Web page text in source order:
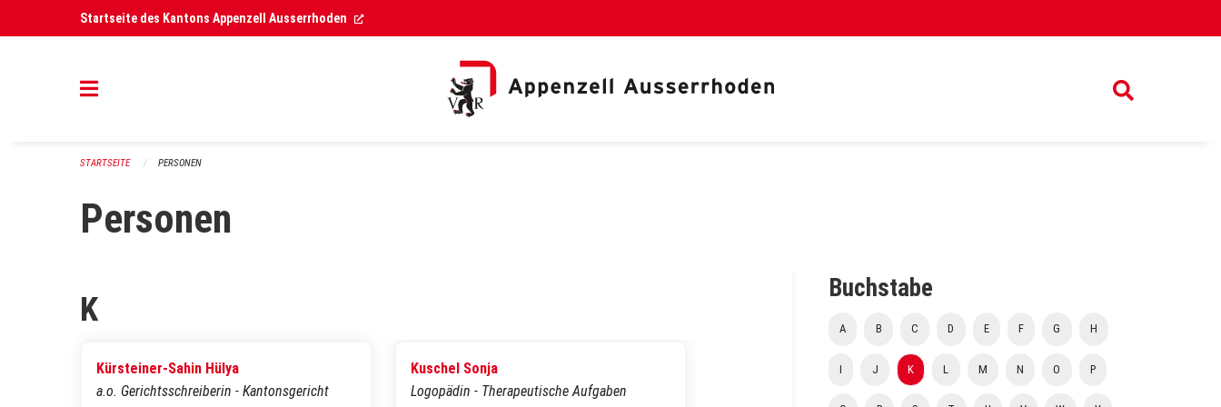
Navigation überspringenStartseite des Kantons Appenzell Ausserrhoden (External Link)
STARTSEITE PERSONEN
Personen
K
Kürsteiner-Sahin Hülya
a.o. Gerichtsschreiberin - Kantonsgericht
Kuschel Sonja
Logopädin - Therapeutische Aufgaben
Buchstabe
A B C D E F G H
I J K L M N O P